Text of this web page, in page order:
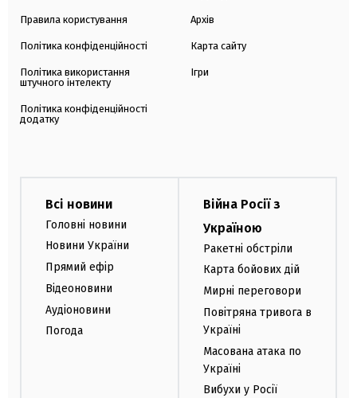
Правила користування
Політика конфіденційності
Політика використання
штучного інтелекту
Політика конфіденційності
додатку
Архів
Карта сайту
Ігри
Всі новини
Головні новини
Новини України
Прямий ефір
Відеоновини
Аудіоновини
Погода
Війна Росії з
Україною
Ракетні обстріли
Карта бойових дій
Мирні переговори
Повітряна тривога в
Україні
Масована атака по
Україні
Вибухи у Росії